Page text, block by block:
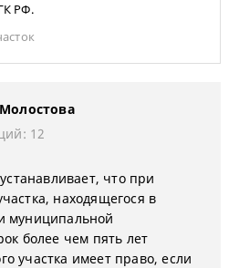
РФ.
12
что при
находящегося в
муниципальной
более чем пять лет
участка имеет право, если